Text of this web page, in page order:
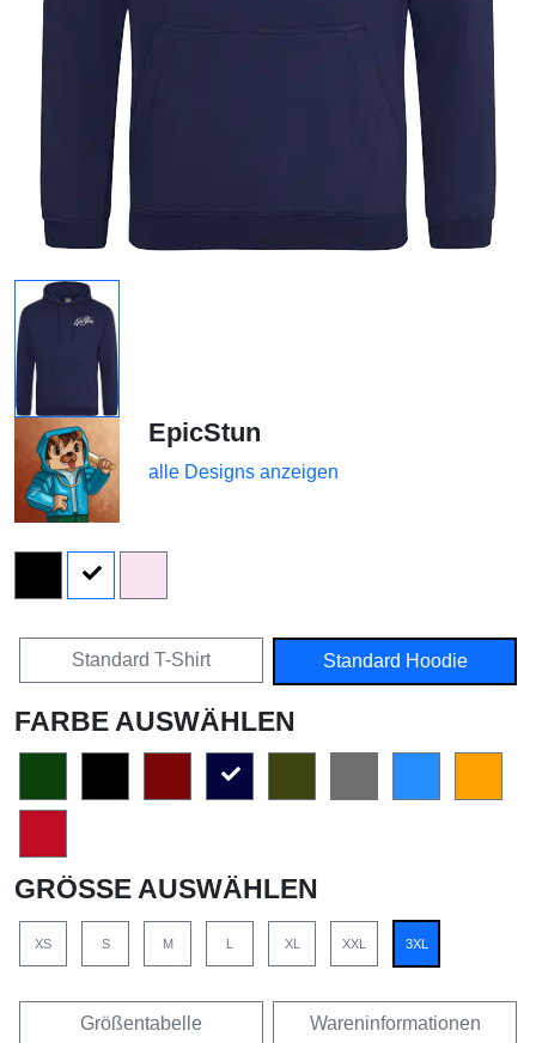
EpicStun
alle Designs anzeigen
Standard T-Shirt Standard Hoodie
FARBE AUSWÄHLEN
GRÖSSE AUSWÄHLEN
XS S M L XL XXL 3XL
Größentabelle Wareninformationen